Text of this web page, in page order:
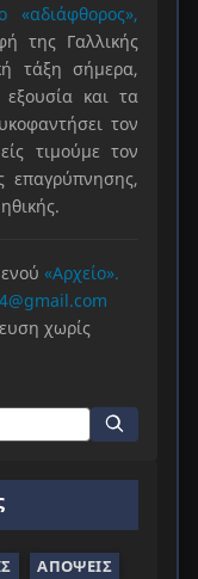
«αδιάφθορος»,
της Γαλλικής
τάξη σήμερα,
εξουσία και τα
τον
τιμούμε τον
επαγρύπνησης,
«Αρχείο».
χωρίς
ΑΠΌΨΕΙΣ